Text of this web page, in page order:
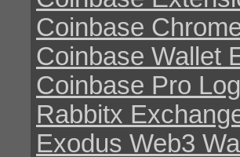
Coinbase
Coinbase Wallet
Coinbase Pro
Rabbitx
Exodus Web3